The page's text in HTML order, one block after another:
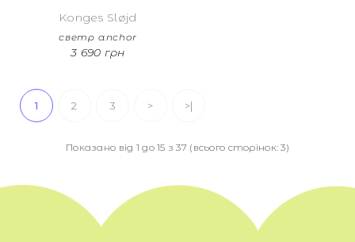
Konges Sløjd
светр anchor
3 690 грн
1 2 3 > >|
Показано від 1 до 15 з 37 (всього сторінок: 3)